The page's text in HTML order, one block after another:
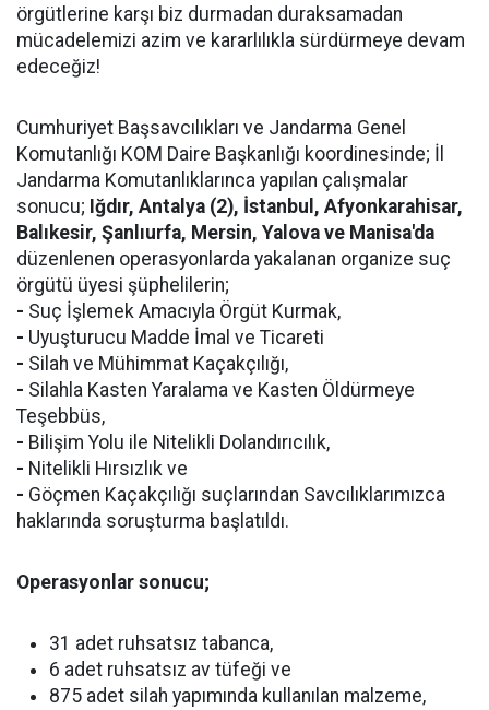
örgütlerine karşı biz durmadan duraksamadan
mücadelemizi azim ve kararlılıkla sürdürmeye devam
edeceğiz!
Cumhuriyet Başsavcılıkları ve Jandarma Genel
Komutanlığı KOM Daire Başkanlığı koordinesinde; İl
Jandarma Komutanlıklarınca yapılan çalışmalar
sonucu; Iğdır, Antalya (2), İstanbul, Afyonkarahisar,
Balıkesir, Şanlıurfa, Mersin, Yalova ve Manisa'da
düzenlenen operasyonlarda yakalanan organize suç
örgütü üyesi şüphelilerin;
- Suç İşlemek Amacıyla Örgüt Kurmak,
- Uyuşturucu Madde İmal ve Ticareti
- Silah ve Mühimmat Kaçakçılığı,
- Silahla Kasten Yaralama ve Kasten Öldürmeye
Teşebbüs,
- Bilişim Yolu ile Nitelikli Dolandırıcılık,
- Nitelikli Hırsızlık ve
- Göçmen Kaçakçılığı suçlarından Savcılıklarımızca
haklarında soruşturma başlatıldı.
Operasyonlar sonucu;
31 adet ruhsatsız tabanca,
6 adet ruhsatsız av tüfeği ve
875 adet silah yapımında kullanılan malzeme,